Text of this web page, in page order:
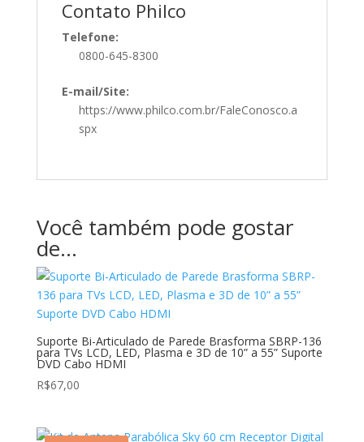
Contato Philco
Telefone:
0800-645-8300
E-mail/Site:
https://www.philco.com.br/FaleConosco.a
spx
Você também pode gostar
de…
Suporte Bi-Articulado de Parede Brasforma SBRP-136
para TVs LCD, LED, Plasma e 3D de 10” a 55” Suporte
DVD Cabo HDMI
R$67,00